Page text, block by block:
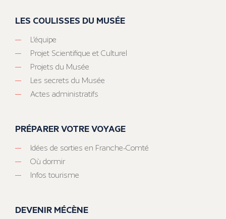
LES COULISSES DU MUSÉE
L’équipe
Projet Scientifique et Culturel
Projets du Musée
Les secrets du Musée
Actes administratifs
PRÉPARER VOTRE VOYAGE
Idées de sorties en Franche-Comté
Où dormir
Infos tourisme
DEVENIR MÉCÈNE